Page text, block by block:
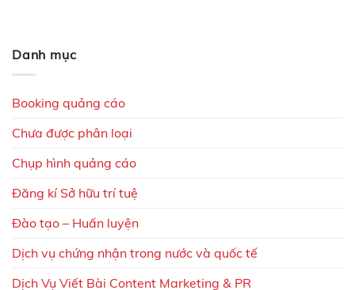
Danh mục
Booking quảng cáo
Chưa được phân loại
Chụp hình quảng cáo
Đăng kí Sở hữu trí tuệ
Đào tạo – Huấn luyện
Dịch vụ chứng nhận trong nước và quốc tế
Dịch Vụ Viết Bài Content Marketing & PR